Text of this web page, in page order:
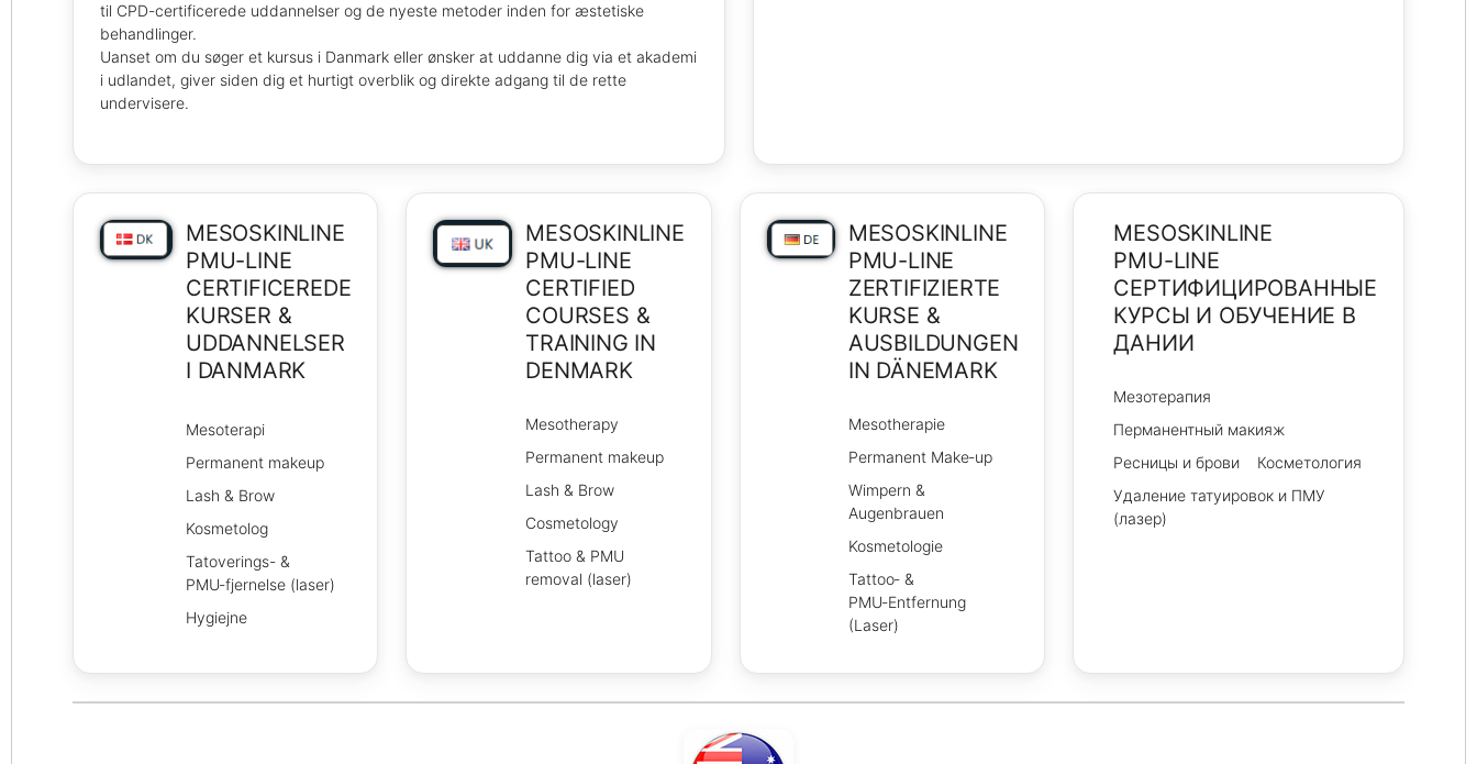
til CPD-certificerede uddannelser og de nyeste metoder inden for æstetiske
behandlinger.
Uanset om du søger et kursus i Danmark eller ønsker at uddanne dig via et akademi
i udlandet, giver siden dig et hurtigt overblik og direkte adgang til de rette
undervisere.
MESOSKINLINE
PMU-LINE
CERTIFICEREDE
KURSER &
UDDANNELSER
I DANMARK
Mesoterapi
Permanent makeup
Lash & Brow
Kosmetolog
Tatoverings- &
PMU‑fjernelse (laser)
Hygiejne
MESOSKINLINE
PMU-LINE
CERTIFIED
COURSES &
TRAINING IN
DENMARK
Mesotherapy
Permanent makeup
Lash & Brow
Cosmetology
Tattoo & PMU
removal (laser)
MESOSKINLINE
PMU-LINE
ZERTIFIZIERTE
KURSE &
AUSBILDUNGEN
IN DÄNEMARK
Mesotherapie
Permanent Make‑up
Wimpern &
Augenbrauen
Kosmetologie
Tattoo‑ &
PMU‑Entfernung
(Laser)
MESOSKINLINE
PMU-LINE
СЕРТИФИЦИРОВАННЫЕ
КУРСЫ И ОБУЧЕНИЕ В
ДАНИИ
Мезотерапия
Перманентный макияж
Ресницы и брови
Косметология
Удаление татуировок и ПМУ
(лазер)